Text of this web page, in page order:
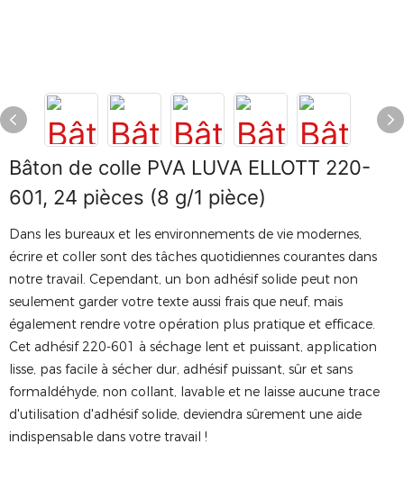
Bâton de colle PVA LUVA ELLOTT 220-
601, 24 pièces (8 g/1 pièce)
Dans les bureaux et les environnements de vie modernes,
écrire et coller sont des tâches quotidiennes courantes dans
notre travail. Cependant, un bon adhésif solide peut non
seulement garder votre texte aussi frais que neuf, mais
également rendre votre opération plus pratique et efficace.
Cet adhésif 220-601 à séchage lent et puissant, application
lisse, pas facile à sécher dur, adhésif puissant, sûr et sans
formaldéhyde, non collant, lavable et ne laisse aucune trace
d'utilisation d'adhésif solide, deviendra sûrement une aide
indispensable dans votre travail !